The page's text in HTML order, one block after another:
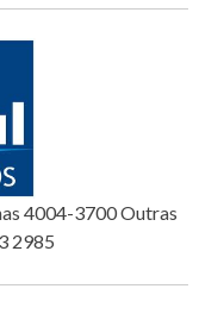
4004-3700 Outras
2985